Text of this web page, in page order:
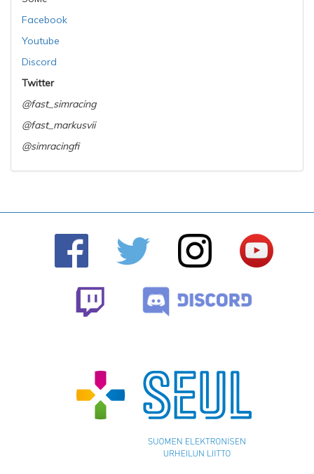
Facebook
Youtube
Discord
Twitter
@fast_simracing
@fast_markusvii
@simracingfi